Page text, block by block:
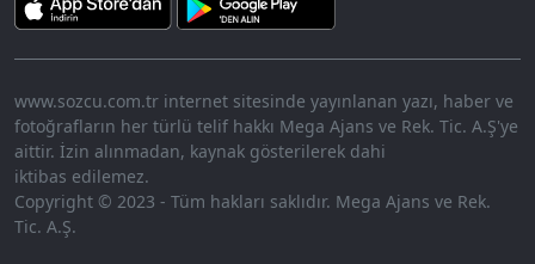
www.sozcu.com.tr internet sitesinde yayınlanan yazı, haber ve
fotoğrafların her türlü telif hakkı Mega Ajans ve Rek. Tic. A.Ş'ye
aittir. İzin alınmadan, kaynak gösterilerek dahi
iktibas edilemez.
Copyright © 2023 - Tüm hakları saklıdır. Mega Ajans ve Rek.
Tic. A.Ş.